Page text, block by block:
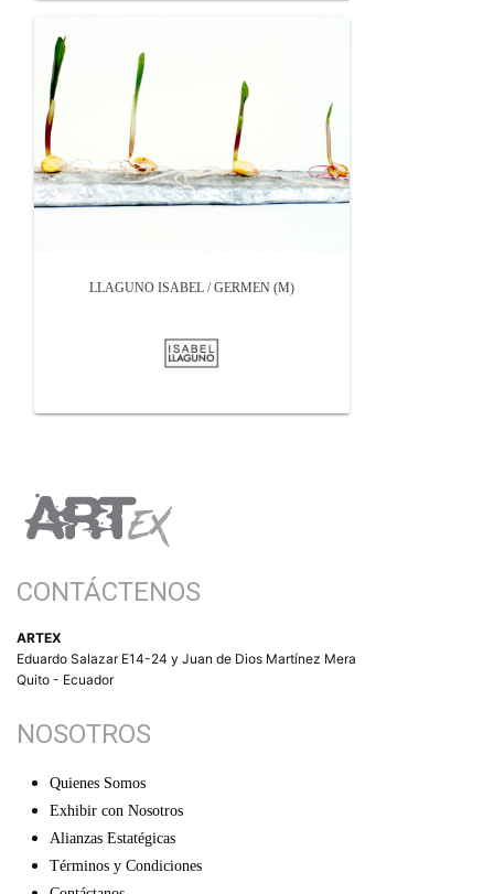
LLAGUNO ISABEL / GERMEN (M)
CONTÁCTENOS
ARTEX
Eduardo Salazar E14-24 y Juan de Dios Martínez Mera
Quito - Ecuador
NOSOTROS
Quienes Somos
Exhibir con Nosotros
Alianzas Estatégicas
Términos y Condiciones